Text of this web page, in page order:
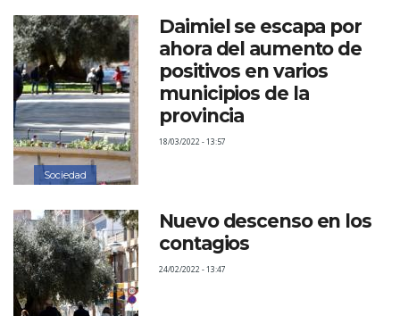
Sociedad
Daimiel se escapa por
ahora del aumento de
positivos en varios
municipios de la
provincia
18/03/2022 - 13:57
Nuevo descenso en los
contagios
24/02/2022 - 13:47